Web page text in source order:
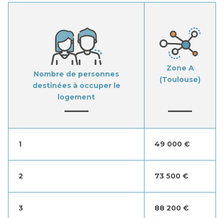
Nombre de personnes
destinées à occuper le
logement
Zone A
(Toulouse)
1 49 000 €
2 73 500 €
3 88 200 €